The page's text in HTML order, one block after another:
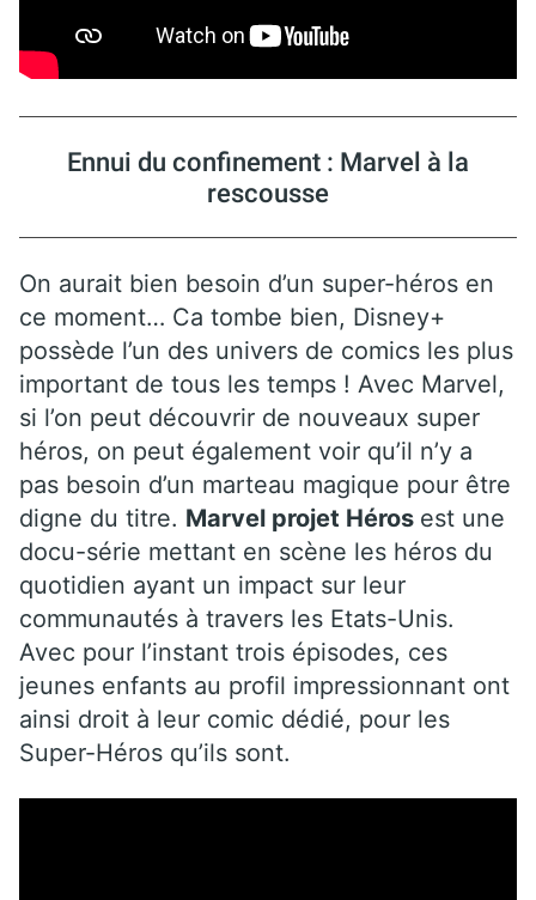
Ennui du confinement : Marvel à la
rescousse
On aurait bien besoin d’un super-héros en
ce moment… Ca tombe bien, Disney+
possède l’un des univers de comics les plus
important de tous les temps ! Avec Marvel,
si l’on peut découvrir de nouveaux super
héros, on peut également voir qu’il n’y a
pas besoin d’un marteau magique pour être
digne du titre. Marvel projet Héros est une
docu-série mettant en scène les héros du
quotidien ayant un impact sur leur
communautés à travers les Etats-Unis.
Avec pour l’instant trois épisodes, ces
jeunes enfants au profil impressionnant ont
ainsi droit à leur comic dédié, pour les
Super-Héros qu’ils sont.